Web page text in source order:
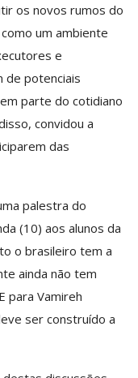
os novos rumos do
um ambiente
e
de potenciais
parte do cotidiano
convidou a
das
palestra do
(10) aos alunos da
o brasileiro tem a
ainda não tem
para Vamireh
ser construído a